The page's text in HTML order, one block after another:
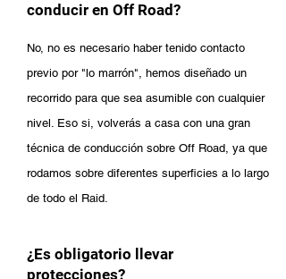
conducir en Off Road?
No, no es necesario haber tenido contacto
previo por "lo marrón", hemos diseñado un
recorrido para que sea asumible con cualquier
nivel. Eso si, volverás a casa con una gran
técnica de conducción sobre Off Road, ya que
rodamos sobre diferentes superficies a lo largo
de todo el Raid.
¿Es obligatorio llevar
protecciones?